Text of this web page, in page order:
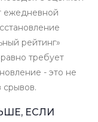
ежедневной
рейтинг»
требует
- это не
срывов.
ЕСЛИ